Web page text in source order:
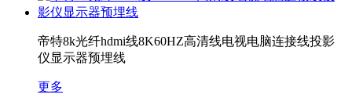
帝特8k光纤hdmi线8K60HZ高清线电视电脑连接线投影
仪显示器预埋线
更多